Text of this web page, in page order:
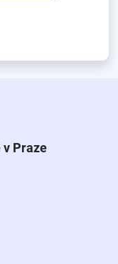
v Praze